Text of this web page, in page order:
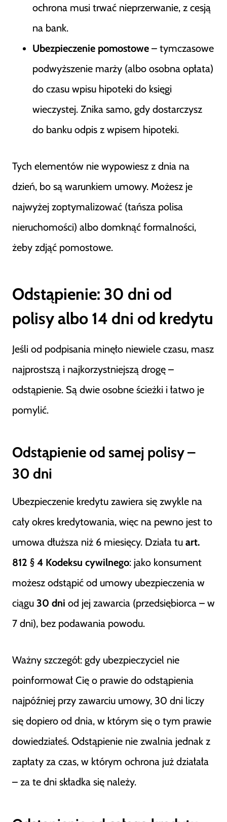
ochrona musi trwać nieprzerwanie, z cesją
na bank.
Ubezpieczenie pomostowe – tymczasowe
podwyższenie marży (albo osobna opłata)
do czasu wpisu hipoteki do księgi
wieczystej. Znika samo, gdy dostarczysz
do banku odpis z wpisem hipoteki.
Tych elementów nie wypowiesz z dnia na
dzień, bo są warunkiem umowy. Możesz je
najwyżej zoptymalizować (tańsza polisa
nieruchomości) albo domknąć formalności,
żeby zdjąć pomostowe.
Odstąpienie: 30 dni od
polisy albo 14 dni od kredytu
Jeśli od podpisania minęło niewiele czasu, masz
najprostszą i najkorzystniejszą drogę –
odstąpienie. Są dwie osobne ścieżki i łatwo je
pomylić.
Odstąpienie od samej polisy –
30 dni
Ubezpieczenie kredytu zawiera się zwykle na
cały okres kredytowania, więc na pewno jest to
umowa dłuższa niż 6 miesięcy. Działa tu art.
812 § 4 Kodeksu cywilnego: jako konsument
możesz odstąpić od umowy ubezpieczenia w
ciągu 30 dni od jej zawarcia (przedsiębiorca – w
7 dni), bez podawania powodu.
Ważny szczegół: gdy ubezpieczyciel nie
poinformował Cię o prawie do odstąpienia
najpóźniej przy zawarciu umowy, 30 dni liczy
się dopiero od dnia, w którym się o tym prawie
dowiedziałeś. Odstąpienie nie zwalnia jednak z
zapłaty za czas, w którym ochrona już działała
– za te dni składka się należy.